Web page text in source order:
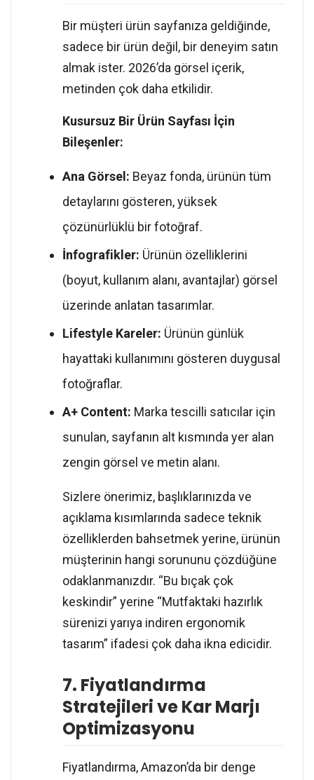
Bir müşteri ürün sayfanıza geldiğinde,
sadece bir ürün değil, bir deneyim satın
almak ister. 2026’da görsel içerik,
metinden çok daha etkilidir.
Kusursuz Bir Ürün Sayfası İçin
Bileşenler:
Ana Görsel: Beyaz fonda, ürünün tüm
detaylarını gösteren, yüksek
çözünürlüklü bir fotoğraf.
İnfografikler: Ürünün özelliklerini
(boyut, kullanım alanı, avantajlar) görsel
üzerinde anlatan tasarımlar.
Lifestyle Kareler: Ürünün günlük
hayattaki kullanımını gösteren duygusal
fotoğraflar.
A+ Content: Marka tescilli satıcılar için
sunulan, sayfanın alt kısmında yer alan
zengin görsel ve metin alanı.
Sizlere önerimiz, başlıklarınızda ve
açıklama kısımlarında sadece teknik
özelliklerden bahsetmek yerine, ürünün
müşterinin hangi sorununu çözdüğüne
odaklanmanızdır. “Bu bıçak çok
keskindir” yerine “Mutfaktaki hazırlık
sürenizi yarıya indiren ergonomik
tasarım” ifadesi çok daha ikna edicidir.
7. Fiyatlandırma
Stratejileri ve Kar Marjı
Optimizasyonu
Fiyatlandırma, Amazon’da bir denge